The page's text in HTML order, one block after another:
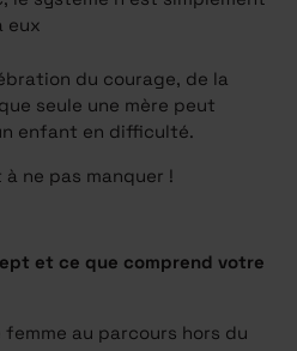
eux
du courage, de la
seule une mère peut
enfant en difficulté.
ne pas manquer !
et ce que comprend votre
femme au parcours hors du